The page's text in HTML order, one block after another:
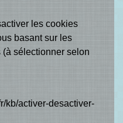
les cookies
basant sur les
sélectionner selon
kb/activer-desactiver-